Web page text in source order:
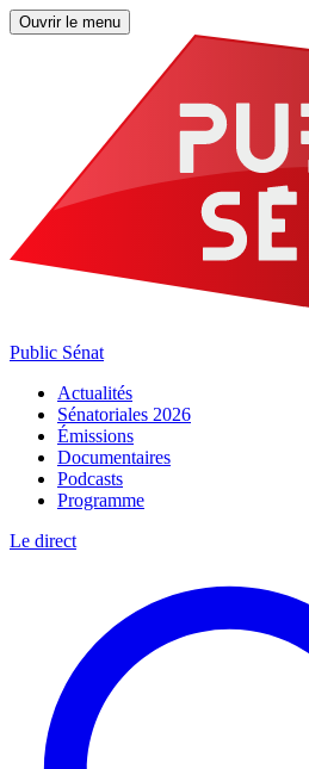
Ouvrir le menu
Public Sénat
Actualités
Sénatoriales 2026
Émissions
Documentaires
Podcasts
Programme
Le direct